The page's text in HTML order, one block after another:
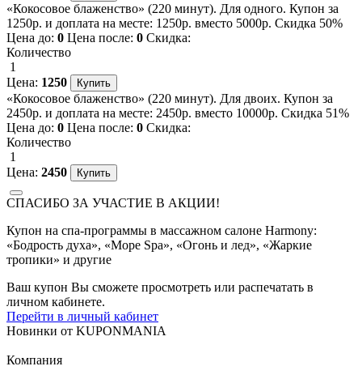
«Кокосовое блаженство» (220 минут). Для одного. Купон за
1250р. и доплата на месте: 1250р. вместо 5000р. Скидка 50%
Цена до: 0 Цена после: 0 Скидка:
Количество
1
Цена: 1250
«Кокосовое блаженство» (220 минут). Для двоих. Купон за
2450р. и доплата на месте: 2450р. вместо 10000р. Скидка 51%
Цена до: 0 Цена после: 0 Скидка:
Количество
1
Цена: 2450
СПАСИБО ЗА УЧАСТИЕ В АКЦИИ!
Купон на спа-программы в массажном салоне Harmony:
«Бодрость духа», «Море Spa», «Огонь и лед», «Жаркие
тропики» и другие
Ваш купон Вы сможете просмотреть или распечатать в
личном кабинете.
Перейти в личный кабинет
Новинки от KUPONMANIA
Компания